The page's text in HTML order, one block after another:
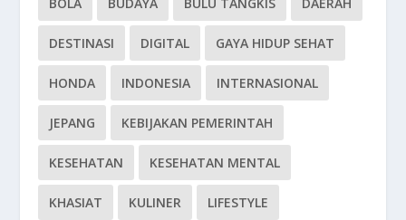
DESTINASI DIGITAL GAYA HIDUP SEHAT
HONDA INDONESIA INTERNASIONAL
JEPANG KEBIJAKAN PEMERINTAH
KESEHATAN KESEHATAN MENTAL
KHASIAT KULINER LIFESTYLE